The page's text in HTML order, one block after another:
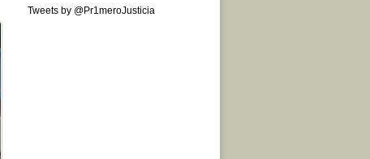
Tweets by @Pr1meroJusticia